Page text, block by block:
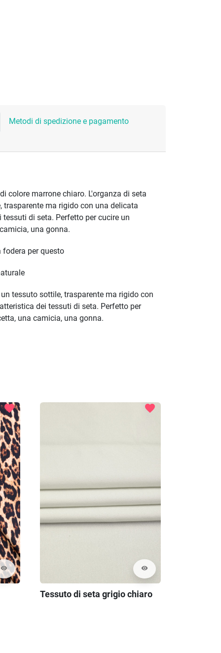
Metodi di spedizione e pagamento
colore marrone chiaro. L'organza di seta
trasparente ma rigido con una delicata
di seta. Perfetto per cucire un
una gonna.
per questo
tessuto sottile, trasparente ma rigido con
dei tessuti di seta. Perfetto per
una camicia, una gonna.
visibility
favorite
visibility
favorite
Tessuto di seta grigio chiaro